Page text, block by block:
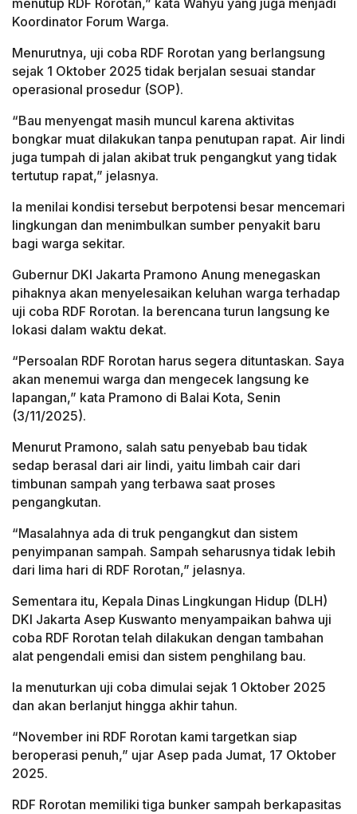
menutup RDF Rorotan,” kata Wahyu yang juga menjadi
Koordinator Forum Warga.
Menurutnya, uji coba RDF Rorotan yang berlangsung
sejak 1 Oktober 2025 tidak berjalan sesuai standar
operasional prosedur (SOP).
“Bau menyengat masih muncul karena aktivitas
bongkar muat dilakukan tanpa penutupan rapat. Air lindi
juga tumpah di jalan akibat truk pengangkut yang tidak
tertutup rapat,” jelasnya.
Ia menilai kondisi tersebut berpotensi besar mencemari
lingkungan dan menimbulkan sumber penyakit baru
bagi warga sekitar.
Gubernur DKI Jakarta Pramono Anung menegaskan
pihaknya akan menyelesaikan keluhan warga terhadap
uji coba RDF Rorotan. Ia berencana turun langsung ke
lokasi dalam waktu dekat.
“Persoalan RDF Rorotan harus segera dituntaskan. Saya
akan menemui warga dan mengecek langsung ke
lapangan,” kata Pramono di Balai Kota, Senin
(3/11/2025).
Menurut Pramono, salah satu penyebab bau tidak
sedap berasal dari air lindi, yaitu limbah cair dari
timbunan sampah yang terbawa saat proses
pengangkutan.
“Masalahnya ada di truk pengangkut dan sistem
penyimpanan sampah. Sampah seharusnya tidak lebih
dari lima hari di RDF Rorotan,” jelasnya.
Sementara itu, Kepala Dinas Lingkungan Hidup (DLH)
DKI Jakarta Asep Kuswanto menyampaikan bahwa uji
coba RDF Rorotan telah dilakukan dengan tambahan
alat pengendali emisi dan sistem penghilang bau.
Ia menuturkan uji coba dimulai sejak 1 Oktober 2025
dan akan berlanjut hingga akhir tahun.
“November ini RDF Rorotan kami targetkan siap
beroperasi penuh,” ujar Asep pada Jumat, 17 Oktober
2025.
RDF Rorotan memiliki tiga bunker sampah berkapasitas